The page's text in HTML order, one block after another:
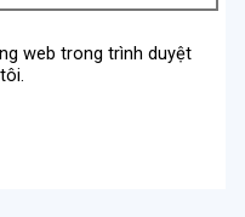
web trong trình duyệt